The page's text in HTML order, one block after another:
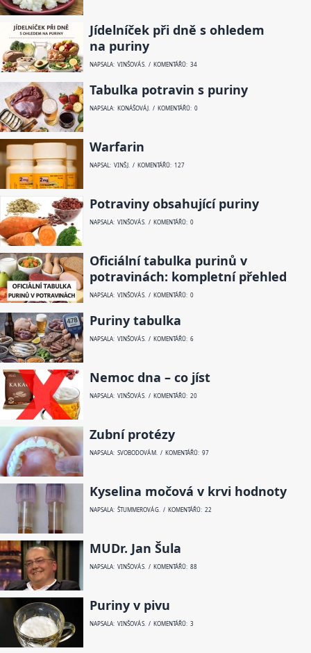
Jídelníček při dně s ohledem
na puriny
NAPSALA: VINŠOVÁ S. / KOMENTÁŘŮ: 34
Tabulka potravin s puriny
NAPSALA: KONÁŠOVÁ J. / KOMENTÁŘŮ: 0
Warfarin
NAPSAL: VINŠ J. / KOMENTÁŘŮ: 127
Potraviny obsahující puriny
NAPSALA: VINŠOVÁ S. / KOMENTÁŘŮ: 0
Oficiální tabulka purinů v
potravinách: kompletní přehled
NAPSALA: VINŠOVÁ S. / KOMENTÁŘŮ: 0
Puriny tabulka
NAPSALA: VINŠOVÁ S. / KOMENTÁŘŮ: 6
Nemoc dna – co jíst
NAPSALA: VINŠOVÁ S. / KOMENTÁŘŮ: 20
Zubní protézy
NAPSALA: SVOBODOVÁ M. / KOMENTÁŘŮ: 97
Kyselina močová v krvi hodnoty
NAPSALA: ŠTUMMEROVÁ G. / KOMENTÁŘŮ: 22
MUDr. Jan Šula
NAPSALA: VINŠOVÁ S. / KOMENTÁŘŮ: 88
Puriny v pivu
NAPSALA: VINŠOVÁ S. / KOMENTÁŘŮ: 3